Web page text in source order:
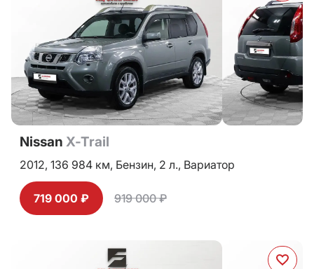
Nissan X-Trail
2012, 136 984 км, Бензин, 2 л., Вариатор
719 000 ₽ 919 000 ₽